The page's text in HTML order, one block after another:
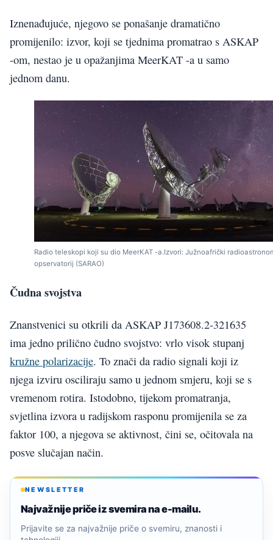
Iznenađujuće, njegovo se ponašanje dramatično
promijenilo: izvor, koji se tjednima promatrao s ASKAP
-om, nestao je u opažanjima MeerKAT -a u samo
jednom danu.
Radio teleskopi koji su dio MeerKAT -a.Izvori: Južnoafrički
opservatorij (SARAO)
Čudna svojstva
Znanstvenici su otkrili da ASKAP J173608.2-321635
ima jedno prilično čudno svojstvo: vrlo visok stupanj
kružne polarizacije. To znači da radio signali koji iz
njega izviru osciliraju samo u jednom smjeru, koji se s
vremenom rotira. Istodobno, tijekom promatranja,
svjetlina izvora u radijskom rasponu promijenila se za
faktor 100, a njegova se aktivnost, čini se, očitovala na
posve slučajan način.
NEWSLETTER
Najvažnije priče iz svemira na e-mailu.
Prijavite se za najvažnije priče o svemiru, znanosti i